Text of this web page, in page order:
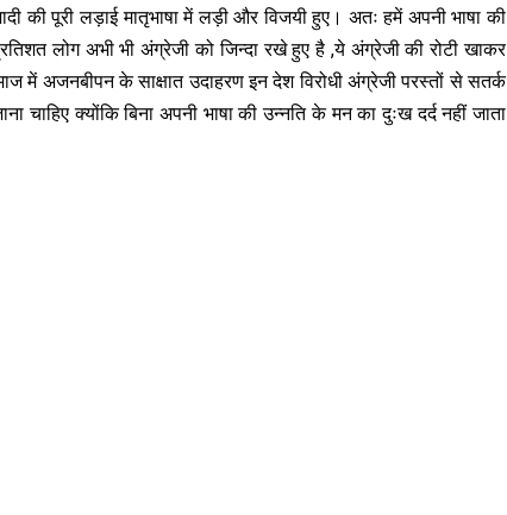
की पूरी लड़ाई मातृभाषा में लड़ी और विजयी हुए। अतः हमें अपनी भाषा की
लोग अभी भी अंग्रेजी को जिन्दा रखे हुए है ,ये अंग्रेजी की रोटी खाकर
में अजनबीपन के साक्षात उदाहरण इन देश विरोधी अंग्रेजी परस्तों से सतर्क
चाहिए क्योंकि बिना अपनी भाषा की उन्नति के मन का दुःख दर्द नहीं जाता